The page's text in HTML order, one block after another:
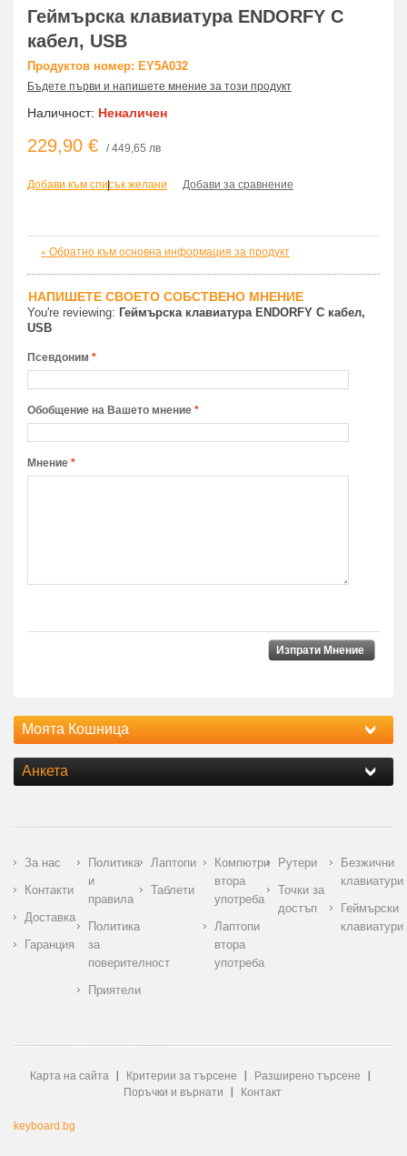
Геймърска клавиатура ENDORFY С
кабел, USB
Продуктов номер: EY5A032
Бъдете първи и напишете мнение за този продукт
Наличност: Неналичен
229,90 € / 449,65 лв
Добави към списък желани
| Добави за сравнение
« Обратно към основна информация за продукт
НАПИШЕТЕ СВОЕТО СОБСТВЕНО МНЕНИЕ
You're reviewing: Геймърска клавиатура ENDORFY С кабел,
USB
*
Псевдоним
*
Обобщение на Вашето мнение
*
Мнение
Изпрати Мнение
Моята Кошница
Анкета
За нас
Контакти
Доставка
Гаранция
Политика
и
правила
Политика
за
поверителност
Приятели
Лаптопи
Таблети
Компютри
втора
употреба
Лаптопи
втора
употреба
Рутери
Точки за
достъп
Безжични
клавиатури
Геймърски
клавиатури
Карта на сайта Критерии за търсене
Разширено търсене
Поръчки и върнати
Контакт
keyboard.bg